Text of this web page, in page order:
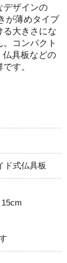
デザインの
が薄めタイプ
る大きさにな
コンパクト
仏具板などの
す。
ド式仏具板